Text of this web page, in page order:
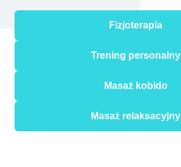
Fizjoterapia
Trening personalny
Masaż kobido
Masaż relaksacyjny